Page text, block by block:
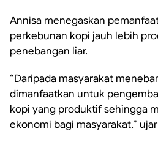
Annisa menegaskan
perkebunan kopi jauh lebih
penebangan liar.
“Daripada masyarakat
dimanfaatkan untuk
kopi yang produktif sehingga
ekonomi bagi masyarakat,”